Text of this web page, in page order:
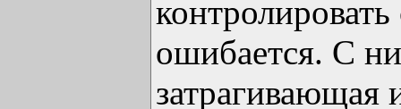
ошибается. С
затрагивающая